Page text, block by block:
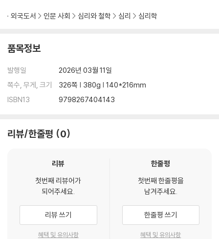
외국도서 인문 사회 심리와 철학 심리 심리학
품목정보
발행일
2026년 03월 11일
쪽수, 무게, 크기
326쪽 | 380g | 140*216mm
ISBN13
9798267404143
리뷰/한줄평 0
리뷰
첫번째 리뷰어가
되어주세요.
리뷰 쓰기
혜택 및 유의사항
한줄평
첫번째 한줄평을
남겨주세요.
한줄평 쓰기
혜택 및 유의사항